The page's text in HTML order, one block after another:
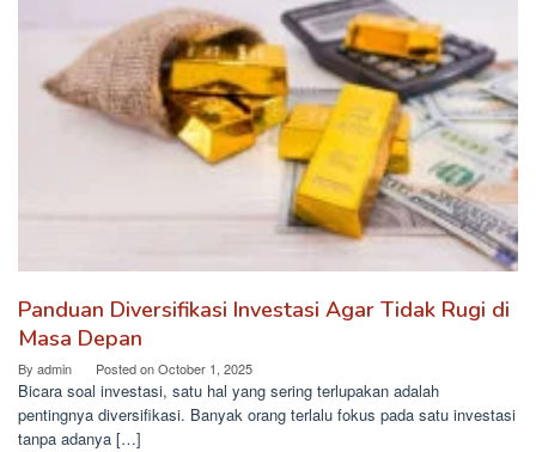
Panduan Diversifikasi Investasi Agar Tidak Rugi di
Masa Depan
By admin Posted onOctober 1, 2025
Bicara soal investasi, satu hal yang sering terlupakan adalah
pentingnya diversifikasi. Banyak orang terlalu fokus pada satu investasi
tanpa adanya […]